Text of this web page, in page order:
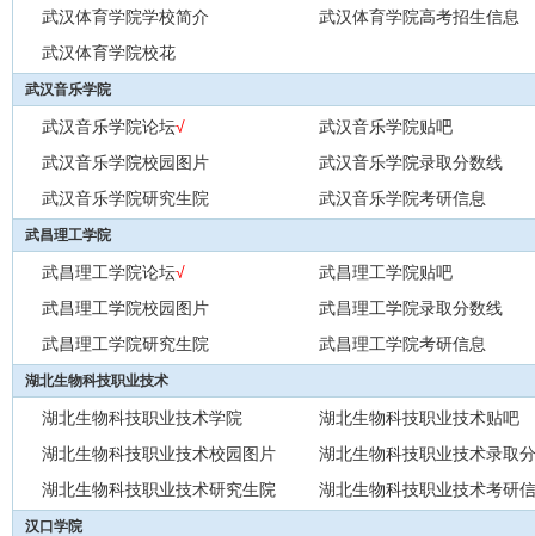
武汉体育学院学校简介
武汉体育学院高考招生信息
武汉体育学院校花
武汉音乐学院
武汉音乐学院论坛√
武汉音乐学院贴吧
武汉音乐学院校园图片
武汉音乐学院录取分数线
武汉音乐学院研究生院
武汉音乐学院考研信息
武昌理工学院
武昌理工学院论坛√
武昌理工学院贴吧
武昌理工学院校园图片
武昌理工学院录取分数线
武昌理工学院研究生院
武昌理工学院考研信息
湖北生物科技职业技术
湖北生物科技职业技术学院
湖北生物科技职业技术贴吧
湖北生物科技职业技术校园图片
湖北生物科技职业技术录取
湖北生物科技职业技术研究生院
湖北生物科技职业技术考研
汉口学院